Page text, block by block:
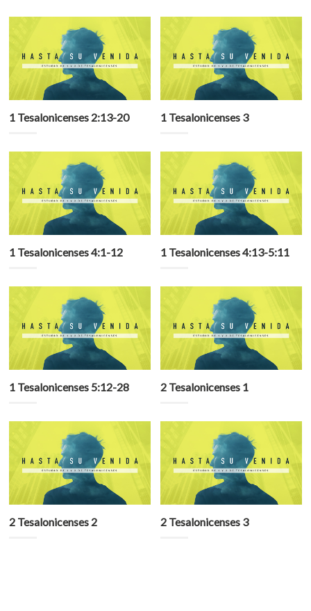
1 Tesalonicenses 2:13-20 1 Tesalonicenses 3
1 Tesalonicenses 4:1-12 1 Tesalonicenses 4:13-5:11
1 Tesalonicenses 5:12-28 2 Tesalonicenses 1
2 Tesalonicenses 2 2 Tesalonicenses 3